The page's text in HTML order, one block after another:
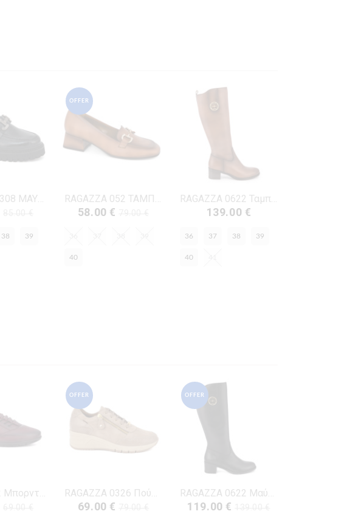
RAGAZZA 0308 ΜΑΥΡΟ ΛΟΥΣΤΡΙΝΙ
38 39
OFFER
RAGAZZA 052 ΤΑΜΠΑ ΔΕΡΜΑ
58.00 €
40
RAGAZZA 0622 Ταμπά Δέρμα
139.00 €
36 37 38 39
40
DAFNI 2072 Μπορντώ Δέρμα
OFFER
RAGAZZA 0326 Πούρο Δέρμα
69.00 €
OFFER
RAGAZZA 0622 Μαύρο Δέρμα
119.00 €